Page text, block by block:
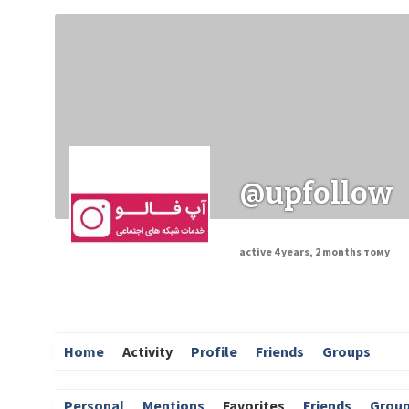
Заходи
@upfollow
active 4 years, 2 months тому
Home Activity Profile Friends Groups
Personal Mentions Favorites Friends